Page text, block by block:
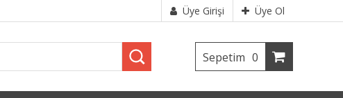
Üye Girişi Üye Ol
Sepetim 0